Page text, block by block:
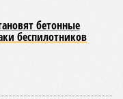
бетонные
беспилотников